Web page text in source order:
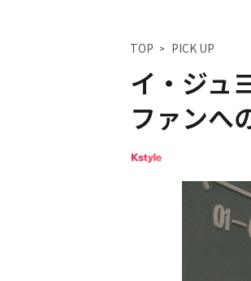
TOP PICK UP
イ・ジュ
ファンへ